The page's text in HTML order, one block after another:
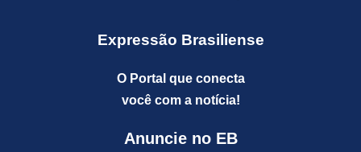
Expressão Brasiliense
O Portal que conecta
você com a notícia!
Anuncie no EB